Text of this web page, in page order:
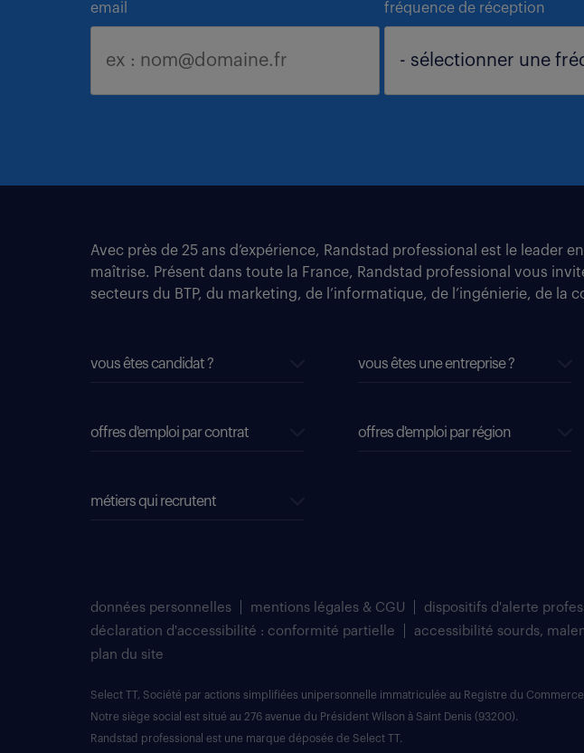
email fréquence de réception
Avec près de 25 ans d’expérience, Randstad professional est le leader
maîtrise. Présent dans toute la France, Randstad professional vous
secteurs du BTP, du marketing, de l’informatique, de l’ingénierie, de la
vous êtes candidat ? vous êtes une entreprise ?
offres d'emploi par contrat offres d'emploi par région
métiers qui recrutent
données personnelles mentions légales & CGU dispositifs d'alerte
déclaration d'accessibilité : conformité partielle
accessibilité sourds,
plan du site
Select TT, Société par actions simplifiées unipersonnelle immatriculée au Registre du
Notre siège social est situé au 276 avenue du Président Wilson à Saint Denis (93200).
Randstad professional est une marque déposée de Select TT.